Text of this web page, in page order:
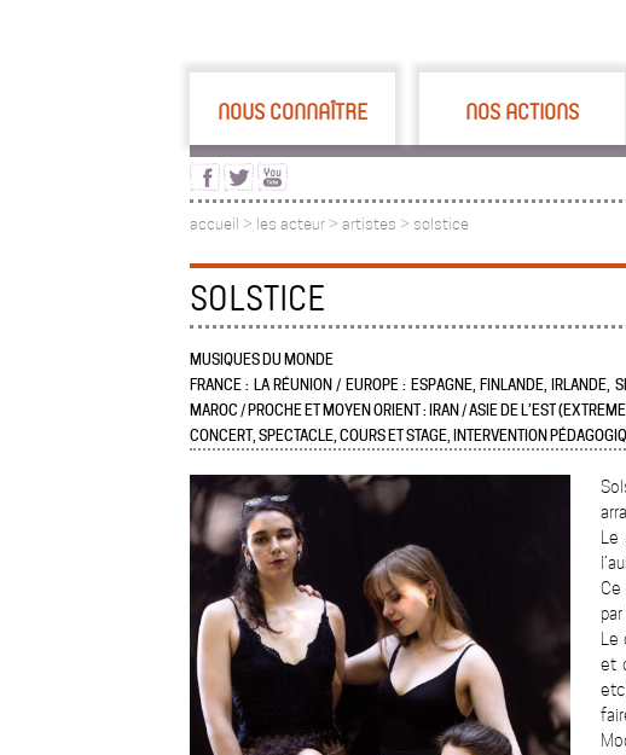
NOUS CONNAÎTRE NOS ACTIONS
accueil > les acteur > artistes > solstice
SOLSTICE
MUSIQUES DU MONDE
FRANCE : LA RÉUNION / EUROPE : ESPAGNE, FINLANDE,
MAROC / PROCHE ET MOYEN ORIENT : IRAN / ASIE DE L’EST
CONCERT, SPECTACLE, COURS ET STAGE, INTERVENTION
Ce
et